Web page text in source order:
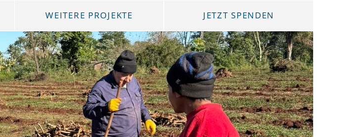
WEITERE PROJEKTE JETZT SPENDEN